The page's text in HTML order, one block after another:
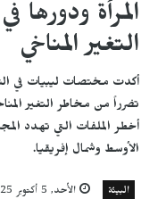
المرأة ودورها
التغير المناخي
أكدت مختصات ليبيات في
تضرراً من مخاطر التغير
أخطر الملفات التي تهدد
الأوسط وشمال إفريقيا.
البيئة الأحد, 5 أكتوبر 2025, 08:10